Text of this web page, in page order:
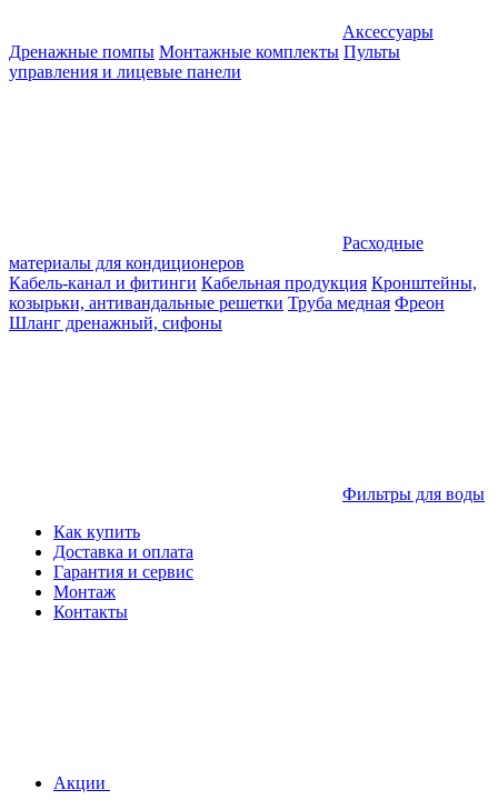
Аксессуары
Дренажные помпы Монтажные комплекты Пульты
управления и лицевые панели
Расходные
материалы для кондиционеров
Кабель-канал и фитинги Кабельная продукция Кронштейны,
козырьки, антивандальные решетки Труба медная Фреон
Шланг дренажный, сифоны
Фильтры для воды
Как купить
Доставка и оплата
Гарантия и сервис
Монтаж
Контакты
Акции